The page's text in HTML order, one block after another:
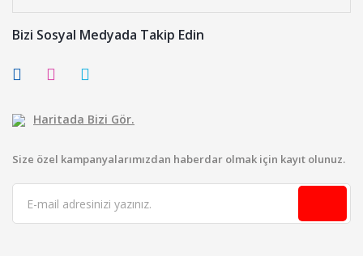
Bizi Sosyal Medyada Takip Edin
Haritada Bizi Gör.
Size özel kampanyalarımızdan haberdar olmak için kayıt olunuz.